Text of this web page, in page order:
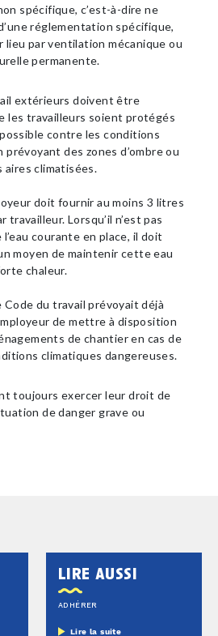
spécifique, c’est-à-dire ne
réglementation spécifique,
lieu par ventilation mécanique ou
permanente.
extérieurs doivent être
les travailleurs soient protégés
contre les conditions
des zones d’ombre ou
aires climatisées.
doit fournir au moins 3 litres
travailleur. Lorsqu’il n’est pas
courante en place, il doit
moyen de maintenir cette eau
chaleur.
Code du travail prévoyait déjà
de mettre à disposition
de chantier en cas de
climatiques dangereuses.
toujours exercer leur droit de
de danger grave ou
lire aussi
ADHÉRER
Lire la suite